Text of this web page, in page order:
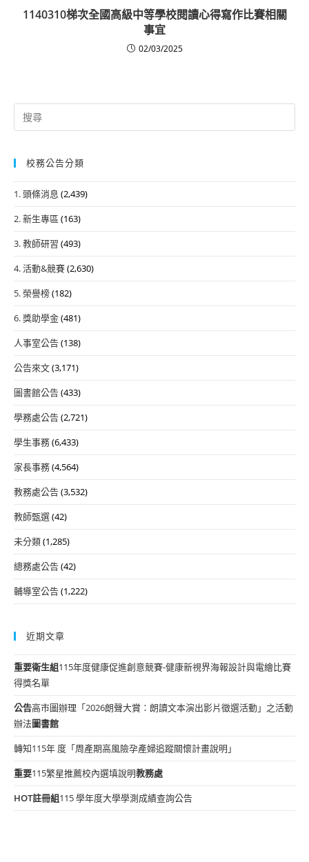
1140310梯次全國高級中等學校閱讀心得寫作比賽相關
事宜
02/03/2025
Search
for:
校務公告分類
1. 頭條消息 (2,439)
2. 新生專區 (163)
3. 教師研習 (493)
4. 活動&競賽(2,630)
5. 榮譽榜(182)
6. 獎助學金(481)
人事室公告(138)
公告來文(3,171)
圖書館公告(433)
學務處公告(2,721)
學生事務(6,433)
家長事務(4,564)
教務處公告(3,532)
教師甄選(42)
未分類(1,285)
總務處公告(42)
輔導室公告(1,222)
近期文章
重要衛生組115年度健康促進創意競賽-健康新視界海報設計與電繪比賽
得獎名單
公告高市圖辦理「2026朗聲大賞：朗讀文本演出影片徵選活動」之活動
辦法圖書館
轉知115年 度「周產期高風險孕產婦追蹤關懷計畫說明」
重要115繁星推薦校內選填說明教務處
HOT註冊組115 學年度大學學測成績查詢公告